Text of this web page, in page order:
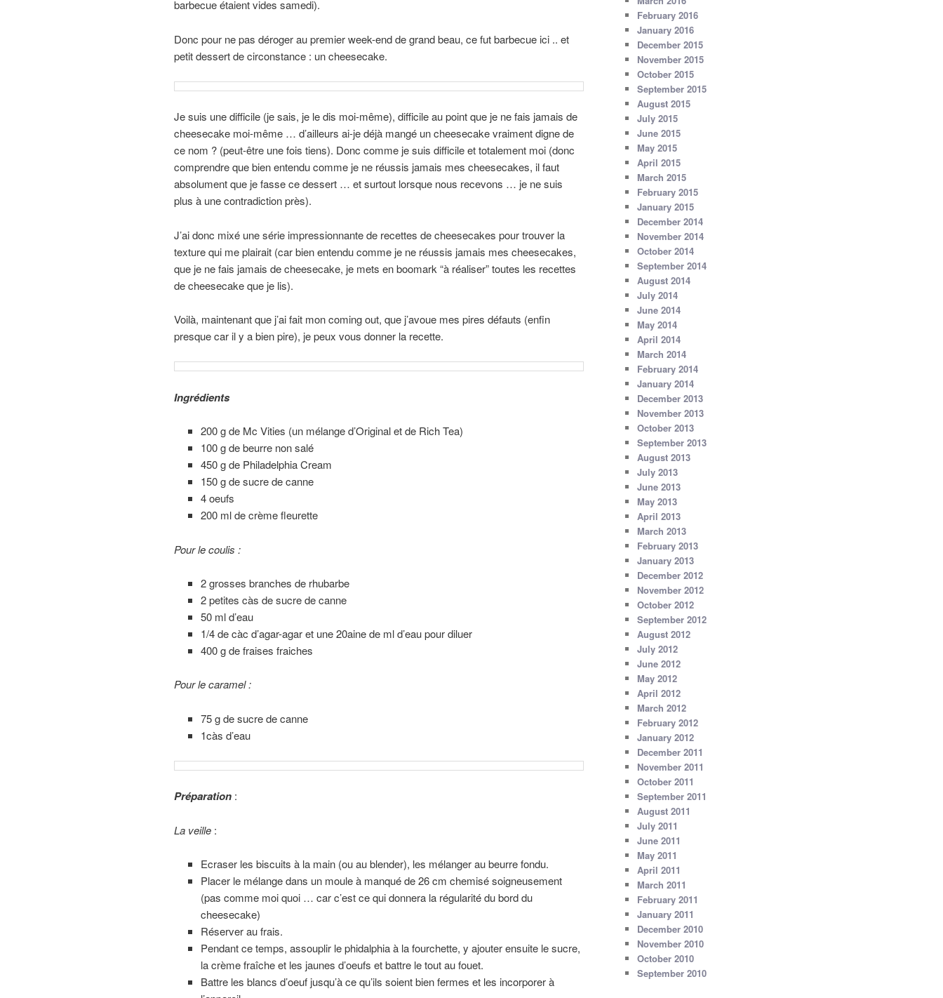
barbecue étaient vides samedi).
Donc pour ne pas déroger au premier week-end de grand beau, ce fut barbecue ici .. et
petit dessert de circonstance : un cheesecake.
Je suis une difficile (je sais, je le dis moi-même), difficile au point que je ne fais jamais de
cheesecake moi-même … d’ailleurs ai-je déjà mangé un cheesecake vraiment digne de
ce nom ? (peut-être une fois tiens). Donc comme je suis difficile et totalement moi (donc
comprendre que bien entendu comme je ne réussis jamais mes cheesecakes, il faut
absolument que je fasse ce dessert … et surtout lorsque nous recevons … je ne suis
plus à une contradiction près).
J’ai donc mixé une série impressionnante de recettes de cheesecakes pour trouver la
texture qui me plairait (car bien entendu comme je ne réussis jamais mes cheesecakes,
que je ne fais jamais de cheesecake, je mets en boomark “à réaliser” toutes les recettes
de cheesecake que je lis).
Voilà, maintenant que j’ai fait mon coming out, que j’avoue mes pires défauts (enfin
presque car il y a bien pire), je peux vous donner la recette.
Ingrédients
200 g de Mc Vities (un mélange d’Original et de Rich Tea)
100 g de beurre non salé
450 g de Philadelphia Cream
150 g de sucre de canne
4 oeufs
200 ml de crème fleurette
Pour le coulis :
2 grosses branches de rhubarbe
2 petites càs de sucre de canne
50 ml d’eau
1/4 de càc d’agar-agar et une 20aine de ml d’eau pour diluer
400 g de fraises fraiches
Pour le caramel :
75 g de sucre de canne
1càs d’eau
Préparation :
La veille :
Ecraser les biscuits à la main (ou au blender), les mélanger au beurre fondu.
Placer le mélange dans un moule à manqué de 26 cm chemisé soigneusement
(pas comme moi quoi … car c’est ce qui donnera la régularité du bord du
cheesecake)
Réserver au frais.
Pendant ce temps, assouplir le phidalphia à la fourchette, y ajouter ensuite le sucre,
la crème fraîche et les jaunes d’oeufs et battre le tout au fouet.
Battre les blancs d’oeuf jusqu’à ce qu’ils soient bien fermes et les incorporer à
February 2016
January 2016
December 2015
November 2015
October 2015
September 2015
August 2015
July 2015
June 2015
May 2015
April 2015
March 2015
February 2015
January 2015
December 2014
November 2014
October 2014
September 2014
August 2014
July 2014
June 2014
May 2014
April 2014
March 2014
February 2014
January 2014
December 2013
November 2013
October 2013
September 2013
August 2013
July 2013
June 2013
May 2013
April 2013
March 2013
February 2013
January 2013
December 2012
November 2012
October 2012
September 2012
August 2012
July 2012
June 2012
May 2012
April 2012
March 2012
February 2012
January 2012
December 2011
November 2011
October 2011
September 2011
August 2011
July 2011
June 2011
May 2011
April 2011
March 2011
February 2011
January 2011
December 2010
November 2010
October 2010
September 2010